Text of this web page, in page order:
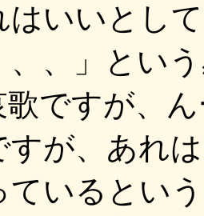
いいとし
、、」とい
歌ですが、
すが、あれ
ているとい